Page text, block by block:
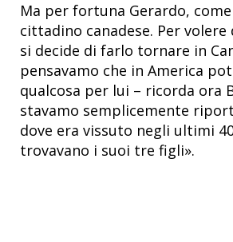
Ma per fortuna Gerardo,
cittadino canadese. Per
si decide di farlo tornare in
pensavamo che in America
qualcosa per lui – ricorda ora
stavamo semplicemente
dove era vissuto negli ultimi
trovavano i suoi tre figli».